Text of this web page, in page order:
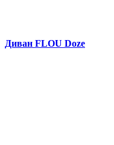
Диван FLOU Doze